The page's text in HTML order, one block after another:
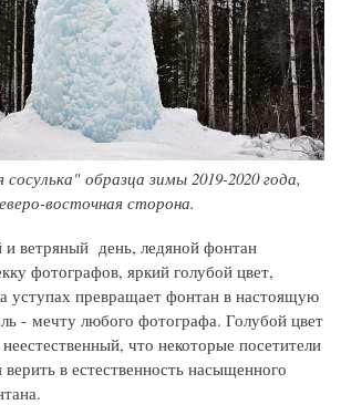
образца зимы 2019-2020 года,
восточная сторона.
ветряный день, ледяной фонтан
фотографов, яркий голубой цвет,
уступах превращает фонтан в настоящую
- мечту любого фотографа. Голубой цвет
что некоторые посетители
в естественность насыщенного